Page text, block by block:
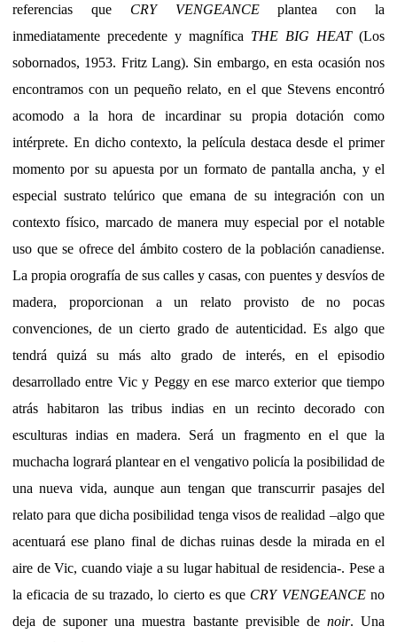
referencias que CRY VENGEANCEplantea con la
inmediatamente precedente y magnífica THE BIG HEAT(Los
sobornados, 1953. Fritz Lang). Sin embargo, en esta ocasión nos
encontramos con un pequeño relato, en el que Stevens encontró
acomodo a la hora de incardinar su propia dotación como
intérprete. En dicho contexto, la película destaca desde el primer
momento por su apuesta por un formato de pantalla ancha, y el
especial sustrato telúrico que emana de su integración con un
contexto físico, marcado de manera muy especial por el notable
uso que se ofrece del ámbito costero de la población canadiense.
La propia orografía de sus calles y casas, con puentes y desvíos de
madera, proporcionan a un relato provisto de no pocas
convenciones, de un cierto grado de autenticidad. Es algo que
tendrá quizá su más alto grado de interés, en el episodio
desarrollado entre Vic y Peggy en ese marco exterior que tiempo
atrás habitaron las tribus indias en un recinto decorado con
esculturas indias en madera. Será un fragmento en el que la
muchacha logrará plantear en el vengativo policía la posibilidad de
una nueva vida, aunque aun tengan que transcurrir pasajes del
relato para que dicha posibilidad tenga visos de realidad –algo que
acentuará ese plano final de dichas ruinas desde la mirada en el
aire de Vic, cuando viaje a su lugar habitual de residencia-. Pese a
la eficacia de su trazado, lo cierto es que CRY VENGEANCEno
deja de suponer una muestra bastante previsible de noir. Una